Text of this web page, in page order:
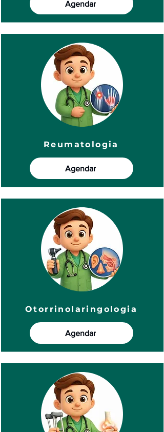
Agendar
Reumatologia
Agendar
Otorrinolaringologia
Agendar